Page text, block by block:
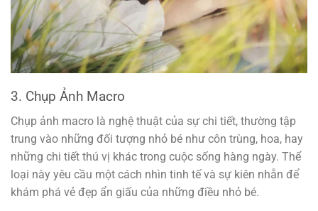
3. Chụp Ảnh Macro
Chụp ảnh macro là nghệ thuật của sự chi tiết, thường tập
trung vào những đối tượng nhỏ bé như côn trùng, hoa, hay
những chi tiết thú vị khác trong cuộc sống hàng ngày. Thể
loại này yêu cầu một cách nhìn tinh tế và sự kiên nhẫn để
khám phá vẻ đẹp ẩn giấu của những điều nhỏ bé.